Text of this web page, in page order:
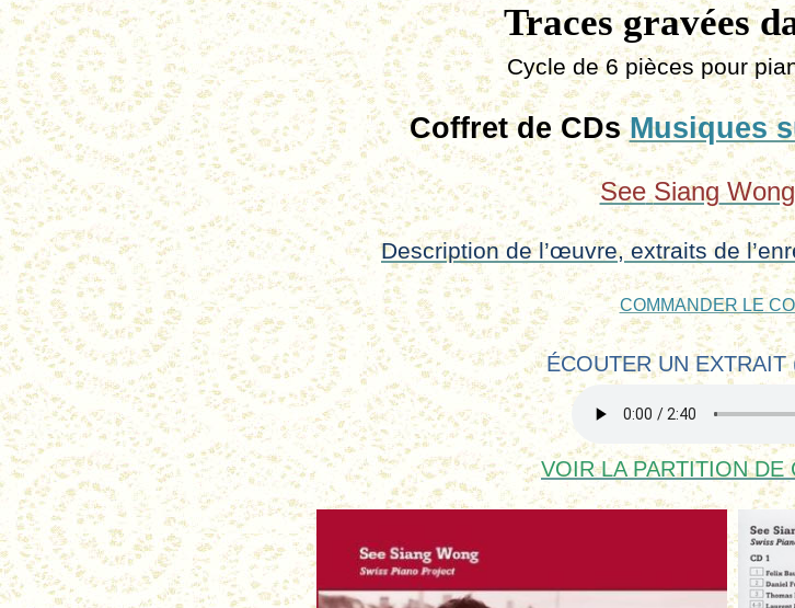
Traces gravées
Cycle de 6 pièces pour
Coffret de CDsMusiques
See SiangWong
Description de l’œuvre, extraits de
COMMANDER LE
ÉCOUTER UN EXTRAIT
VOIR LA PARTITION DE